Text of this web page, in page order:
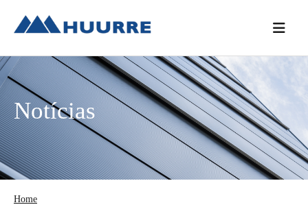
para
menu
principal
content
para
barra
lateral
principal
Notícias
Home